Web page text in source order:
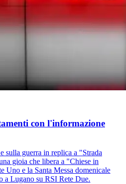
con l'informazione
sulla guerra in replica a "Strada
gioia che libera a "Chiese in
Uno e la Santa Messa domenicale
a Lugano su RSI Rete Due.